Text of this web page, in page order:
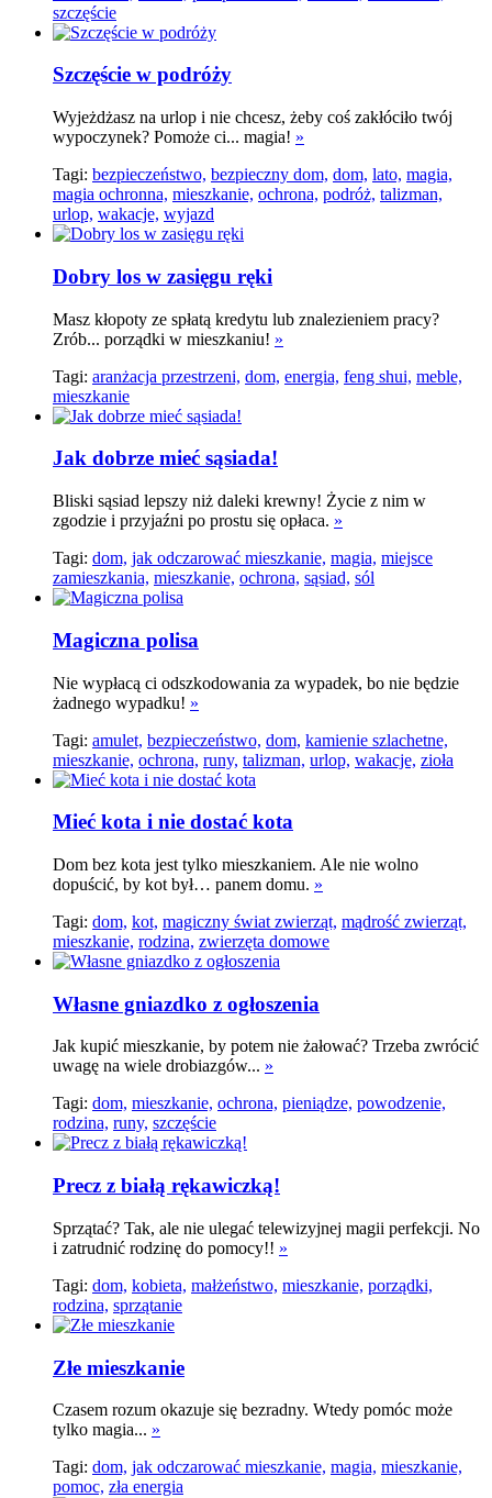
szczęście
Szczęście w podróży
Wyjeżdżasz na urlop i nie chcesz, żeby coś zakłóciło twój
wypoczynek? Pomoże ci... magia! »
Tagi: bezpieczeństwo, bezpieczny dom, dom, lato, magia,
magia ochronna, mieszkanie, ochrona, podróż, talizman,
urlop, wakacje, wyjazd
Dobry los w zasięgu ręki
Masz kłopoty ze spłatą kredytu lub znalezieniem pracy?
Zrób... porządki w mieszkaniu! »
Tagi: aranżacja przestrzeni, dom, energia, feng shui, meble,
mieszkanie
Jak dobrze mieć sąsiada!
Bliski sąsiad lepszy niż daleki krewny! Życie z nim w
zgodzie i przyjaźni po prostu się opłaca. »
Tagi: dom, jak odczarować mieszkanie, magia, miejsce
zamieszkania, mieszkanie, ochrona, sąsiad, sól
Magiczna polisa
Nie wypłacą ci odszkodowania za wypadek, bo nie będzie
żadnego wypadku! »
Tagi: amulet, bezpieczeństwo, dom, kamienie szlachetne,
mieszkanie, ochrona, runy, talizman, urlop, wakacje, zioła
Mieć kota i nie dostać kota
Dom bez kota jest tylko mieszkaniem. Ale nie wolno
dopuścić, by kot był… panem domu. »
Tagi: dom, kot, magiczny świat zwierząt, mądrość zwierząt,
mieszkanie, rodzina, zwierzęta domowe
Własne gniazdko z ogłoszenia
Jak kupić mieszkanie, by potem nie żałować? Trzeba zwrócić
uwagę na wiele drobiazgów... »
Tagi: dom, mieszkanie, ochrona, pieniądze, powodzenie,
rodzina, runy, szczęście
Precz z białą rękawiczką!
Sprzątać? Tak, ale nie ulegać telewizyjnej magii perfekcji. No
i zatrudnić rodzinę do pomocy!! »
Tagi: dom, kobieta, małżeństwo, mieszkanie, porządki,
rodzina, sprzątanie
Złe mieszkanie
Czasem rozum okazuje się bezradny. Wtedy pomóc może
tylko magia... »
Tagi: dom, jak odczarować mieszkanie, magia, mieszkanie,
pomoc, zła energia